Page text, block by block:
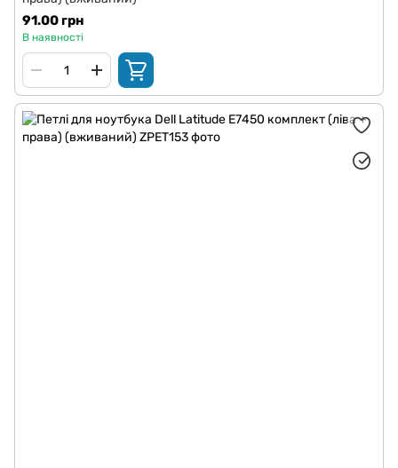
91.00 грн
В наявності